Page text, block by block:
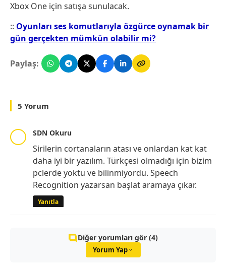
Xbox One için satışa sunulacak.
:: Oyunları ses komutlarıyla özgürce oynamak bir
gün gerçekten mümkün olabilir mi?
Paylaş:
5 Yorum
SDN Okuru
Sirilerin cortanaların atası ve onlardan kat kat
daha iyi bir yazılım. Türkçesi olmadığı için bizim
pclerde yoktu ve bilinmiyordu. Speech
Recognition yazarsan başlat aramaya çıkar.
Yanıtla
Diğer yorumları gör (4)
Yorum Yap